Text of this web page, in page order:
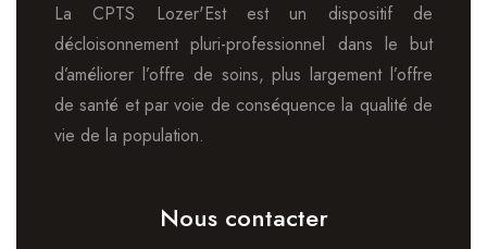
La CPTS Lozer'Est est un dispositif de
décloisonnement pluri-professionnel dans le but
d’améliorer l’offre de soins, plus largement l’offre
de santé et par voie de conséquence la qualité de
vie de la population.
Nous contacter